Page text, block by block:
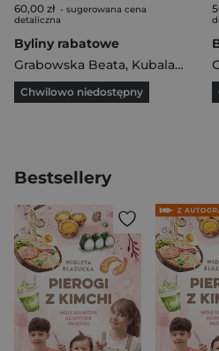
60,00 zł - sugerowana cena
detaliczna
Byliny rabatowe
Grabowska Beata, Kubala Tomasz
Chwilowo niedostępny
Bestsellery